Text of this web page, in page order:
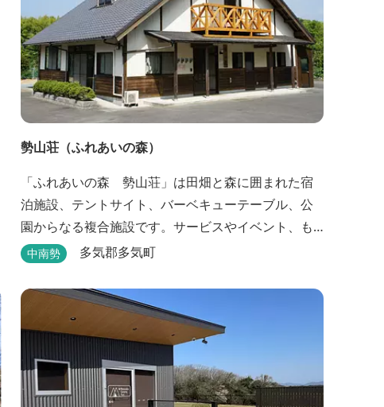
勢山荘（ふれあいの森）
「ふれあいの森 勢山荘」は田畑と森に囲まれた宿
泊施設、テントサイト、バーベキューテーブル、公
園からなる複合施設です。サービスやイベント、も
のづくり等を通して農村地域の持つポテンシャルを
息し、初夏にはホタルが飛び交う「メダカ池」や、
約９０００本のあじさいが植えられた「あじさいの
小径」を散策し、遠い昔に過ごした懐かしい田舎に
タイムスリップしてみま...
中南勢 多気郡多気町